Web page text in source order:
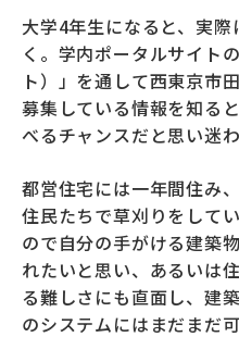
大学4年生になると、実
く。学内ポータルサイト
ト）」を通して西東京市
募集している情報を知る
べるチャンスだと思い迷
都営住宅には一年間住み
住民たちで草刈りをして
ので自分の手がける建築
れたいと思い、あるいは
る難しさにも直面し、建
のシステムにはまだまだ